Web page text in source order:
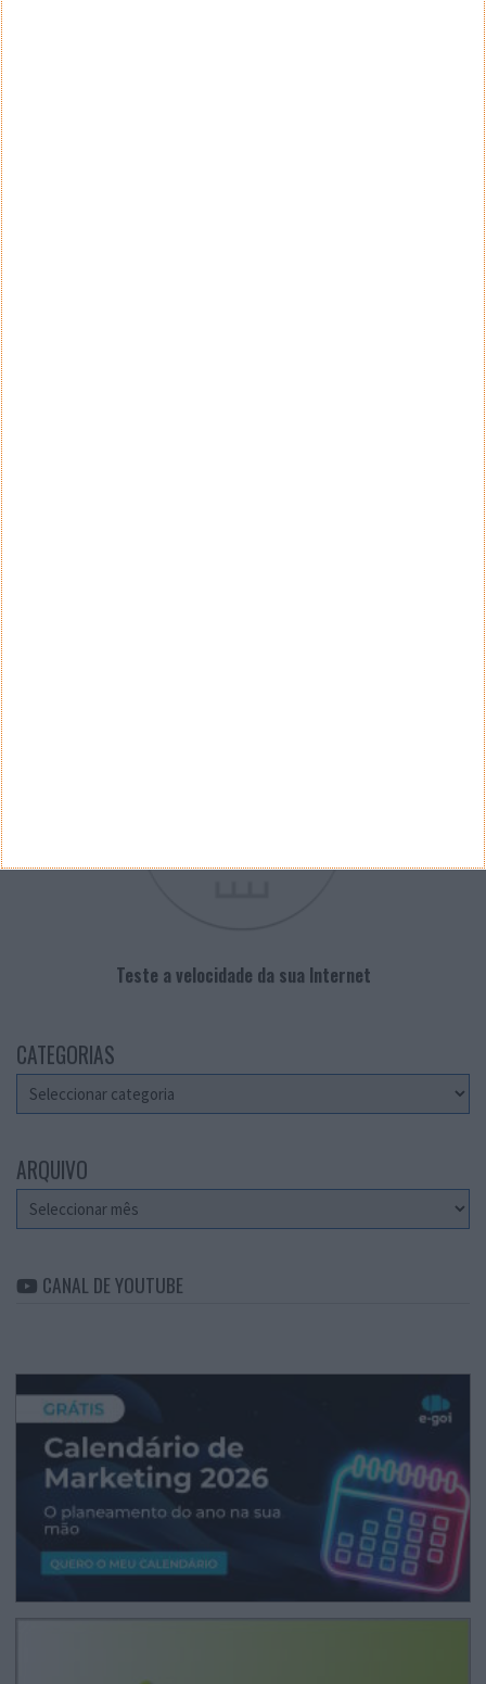
Teste a velocidade da sua Internet
CATEGORIAS
Categorias
ARQUIVO
Arquivo
CANAL DE YOUTUBE